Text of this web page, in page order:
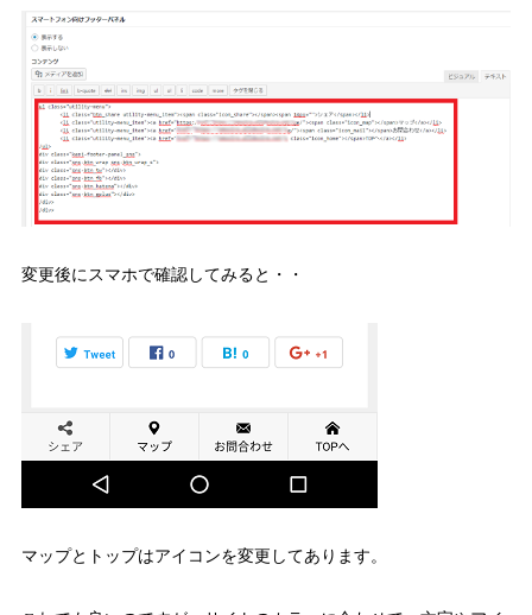
変更後にスマホで確認してみると・・
マップとトップはアイコンを変更してあります。